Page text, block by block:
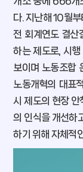
다. 지난해 10월
전 회계연도 결산
하는 제도로, 시
보이며 노동조합
노동개혁의 대표
시 제도의 현장 안
의 인식을 개선하
하기 위해 자체적